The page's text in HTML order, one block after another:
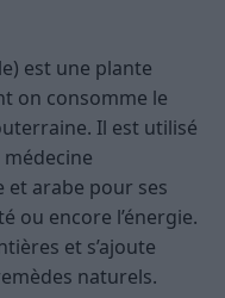
est une plante
on consomme le
Il est utilisé
arabe pour ses
ou encore l’énergie.
et s’ajoute
naturels.